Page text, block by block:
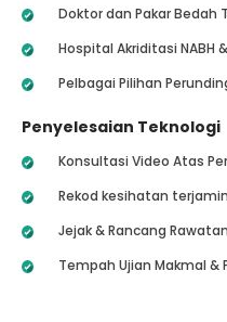
Doktor dan Pakar Bedah
Hospital Akriditasi NABH
Pelbagai Pilihan
Penyelesaian Teknologi
Konsultasi Video Atas
Rekod kesihatan terjamin
Jejak & Rancang
Tempah Ujian Makmal &